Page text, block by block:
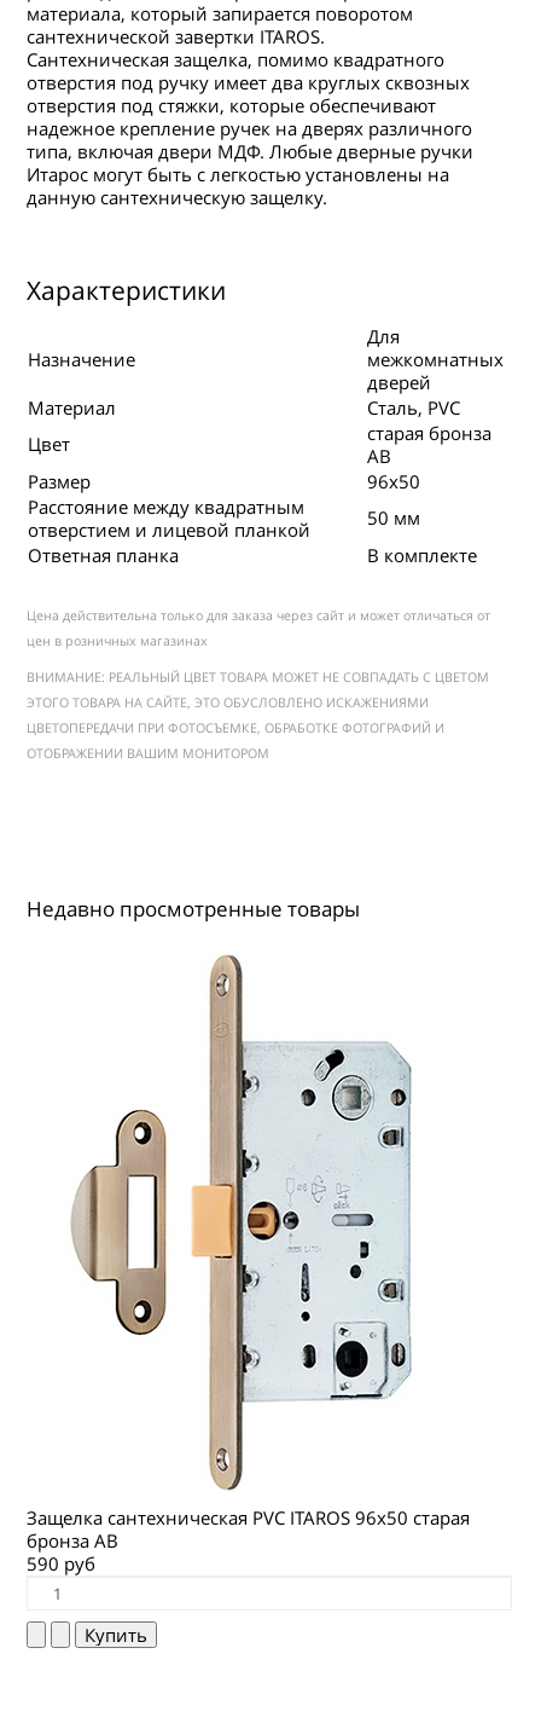
материала, который запирается поворотом
сантехнической завертки ITAROS.
Сантехническая защелка, помимо квадратного
отверстия под ручку имеет два круглых сквозных
отверстия под стяжки, которые обеспечивают
надежное крепление ручек на дверях различного
типа, включая двери МДФ. Любые дверные ручки
Итарос могут быть с легкостью установлены на
данную сантехническую защелку.
Характеристики
Назначение
Для
межкомнатных
дверей
Материал
Сталь, PVC
Цвет
старая бронза
АВ
Размер
96x50
Расстояние между квадратным
отверстием и лицевой планкой
50 мм
Ответная планка
В комплекте
Цена действительна только для заказа через сайт и может отличаться от
цен в розничных магазинах
ВНИМАНИЕ: РЕАЛЬНЫЙ ЦВЕТ ТОВАРА МОЖЕТ НЕ СОВПАДАТЬ С ЦВЕТОМ
ЭТОГО ТОВАРА НА САЙТЕ, ЭТО ОБУСЛОВЛЕНО ИСКАЖЕНИЯМИ
ЦВЕТОПЕРЕДАЧИ ПРИ ФОТОСЪЕМКЕ, ОБРАБОТКЕ ФОТОГРАФИЙ И
ОТОБРАЖЕНИИ ВАШИМ МОНИТОРОМ
Недавно просмотренные товары
Защелка сантехническая PVC ITAROS 96х50 старая
бронза АВ
590 руб